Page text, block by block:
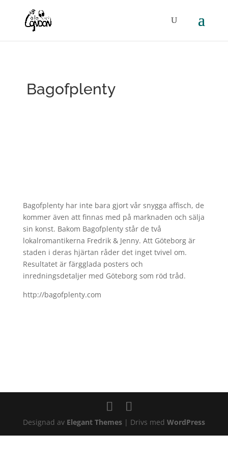
Bagofplenty
Bagofplenty har inte bara gjort vår snygga affisch, de
kommer även att finnas med på marknaden och sälja
sin konst. Bakom Bagofplenty står de två
lokalromantikerna Fredrik & Jenny. Att Göteborg är
staden i deras hjärtan råder det inget tvivel om.
Resultatet är färgglada posters och
inredningsdetaljer med Göteborg som röd tråd.
http://bagofplenty.com
Designad av Elegant Themes| Drivs med WordPress